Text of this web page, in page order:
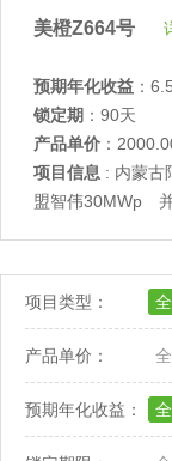
美橙Z664号
预期年化收益 ：
锁定期 ：90天
产品单价 ：
项目信息 : 内蒙
盟智伟30MWp
项目类型：
产品单价：
预期年化收益：